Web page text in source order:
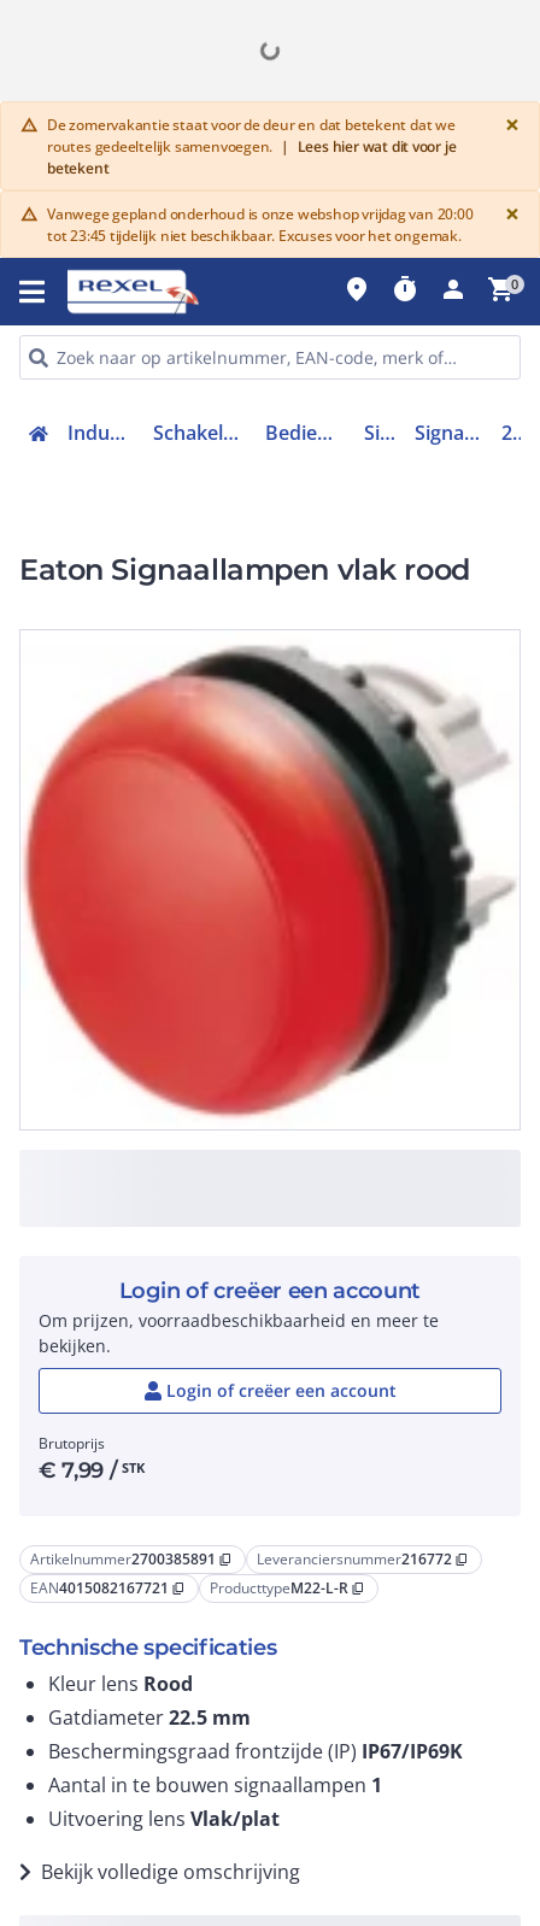
warning De zomervakantie staat voor de deur en dat betekent dat we
routes gedeeltelijk samenvoegen. |
Lees hier wat dit voor je
betekent
×
warning Vanwege gepland onderhoud is onze webshop vrijdag van 20:00
tot 23:45 tijdelijk niet beschikbaar. Excuses voor het ongemak.
×
place timer person shopping_cart0
Industriele componenten Schakelen, bedienen en signaleren Bedieningen en signaleringen Signaallampen Signaallamp frontelement 216772
Eaton Signaallampen vlak rood
Artikelnummer2700385891 content_copy Leveranciersnummer216772 content_copy
EAN4015082167721 content_copy ProducttypeM22-L-R content_copy
Technische specificaties
Kleur lens Rood
Gatdiameter22.5 mm
Beschermingsgraad frontzijde (IP) IP67/IP69K
Aantal in te bouwen signaallampen 1
Uitvoering lens Vlak/plat
Bekijk volledige omschrijving
Login of creëer een account
Om prijzen, voorraadbeschikbaarheid en meer te
bekijken.
Login of creëer een account
Brutoprijs
€7,99 / STK